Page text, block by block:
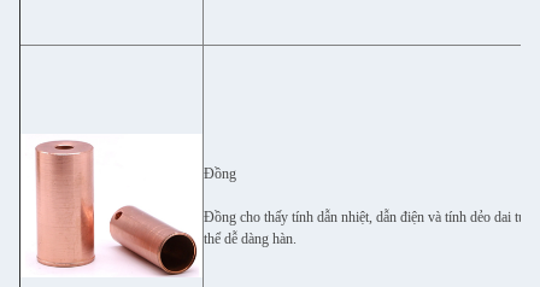
Đồng
Đồng cho thấy tính dẫn nhiệt, dẫn điện và tính dẻo dai
thể dễ dàng hàn.